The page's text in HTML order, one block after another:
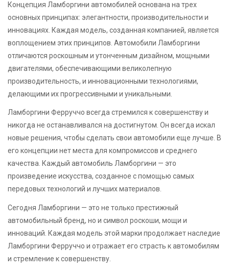
Концепция Ламборгини автомобилей основана на трех
основных принципах: элегантности, производительности и
инновациях. Каждая модель, созданная компанией, является
воплощением этих принципов. Автомобили Ламборгини
отличаются роскошным и утонченным дизайном, мощными
двигателями, обеспечивающими великолепную
производительность, и инновационными технологиями,
делающими их прогрессивными и уникальными.
Ламборгини Ферруччо всегда стремился к совершенству и
никогда не останавливался на достигнутом. Он всегда искал
новые решения, чтобы сделать свои автомобили еще лучше. В
его концепции нет места для компромиссов и среднего
качества. Каждый автомобиль Ламборгини — это
произведение искусства, созданное с помощью самых
передовых технологий и лучших материалов.
Сегодня Ламборгини — это не только престижный
автомобильный бренд, но и символ роскоши, мощи и
инноваций. Каждая модель этой марки продолжает наследие
Ламборгини Ферруччо и отражает его страсть к автомобилям
и стремление к совершенству.